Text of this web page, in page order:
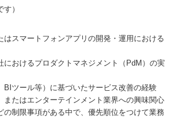
）
はスマートフォンアプリの開発・運用における
におけるプロダクトマネジメント（PdM）の実
BIツール等）に基づいたサービス改善の経験
またはエンターテインメント業界への興味関心
の制限事項がある中で、優先順位をつけて業務